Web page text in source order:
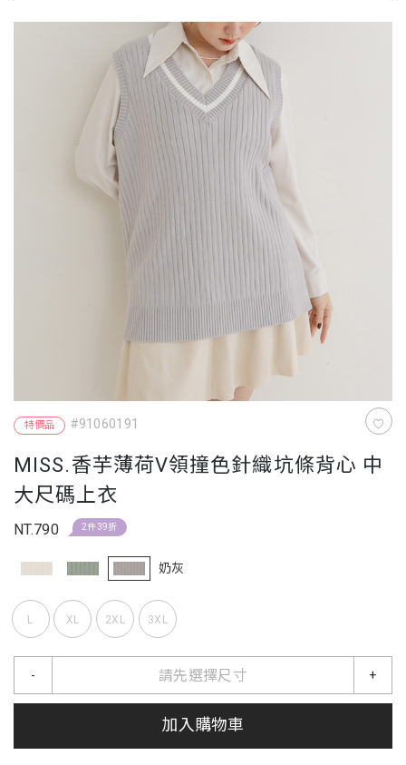
特價品 #91060191
MISS.香芋薄荷V領撞色針織坑條背心 中
大尺碼上衣
NT.790 2件39折
奶灰
L XL 2XL 3XL
請先選擇尺寸
- +
加入購物車